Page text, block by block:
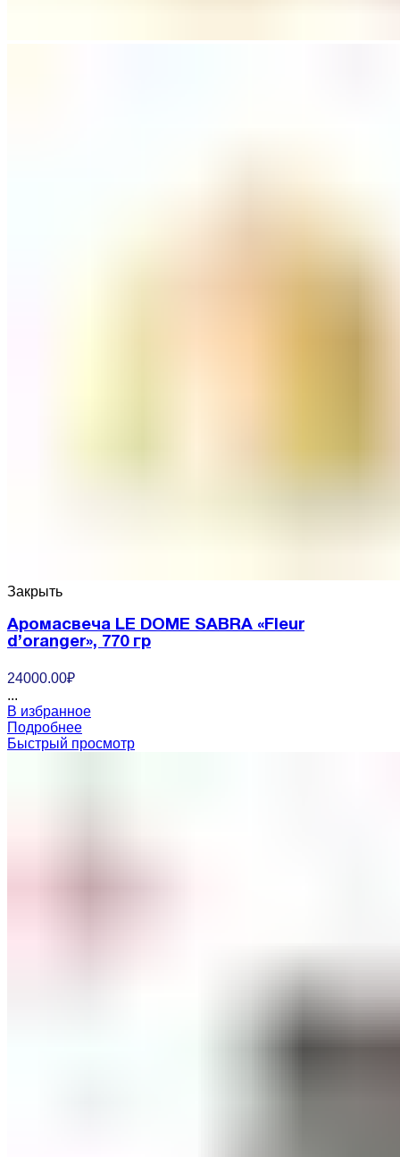
Закрыть
Аромасвеча LE DOME SABRA «Fleur
d’oranger», 770 гр
24000.00₽
...
В избранное
Подробнее
Быстрый просмотр